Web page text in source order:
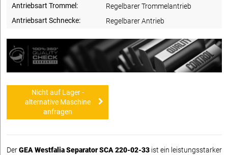
Antriebsart Trommel:
Regelbarer Trommelantrieb
Antriebsart Schnecke:
Regelbarer Antrieb
Nicht auf Lager -
alternative Maschine
anfragen
DerGEA Westfalia Separator SCA 220-02-33 ist ein leistungsstarker